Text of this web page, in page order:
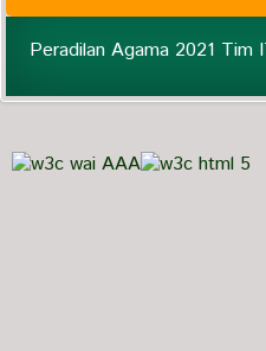
Peradilan Agama 2021 Tim